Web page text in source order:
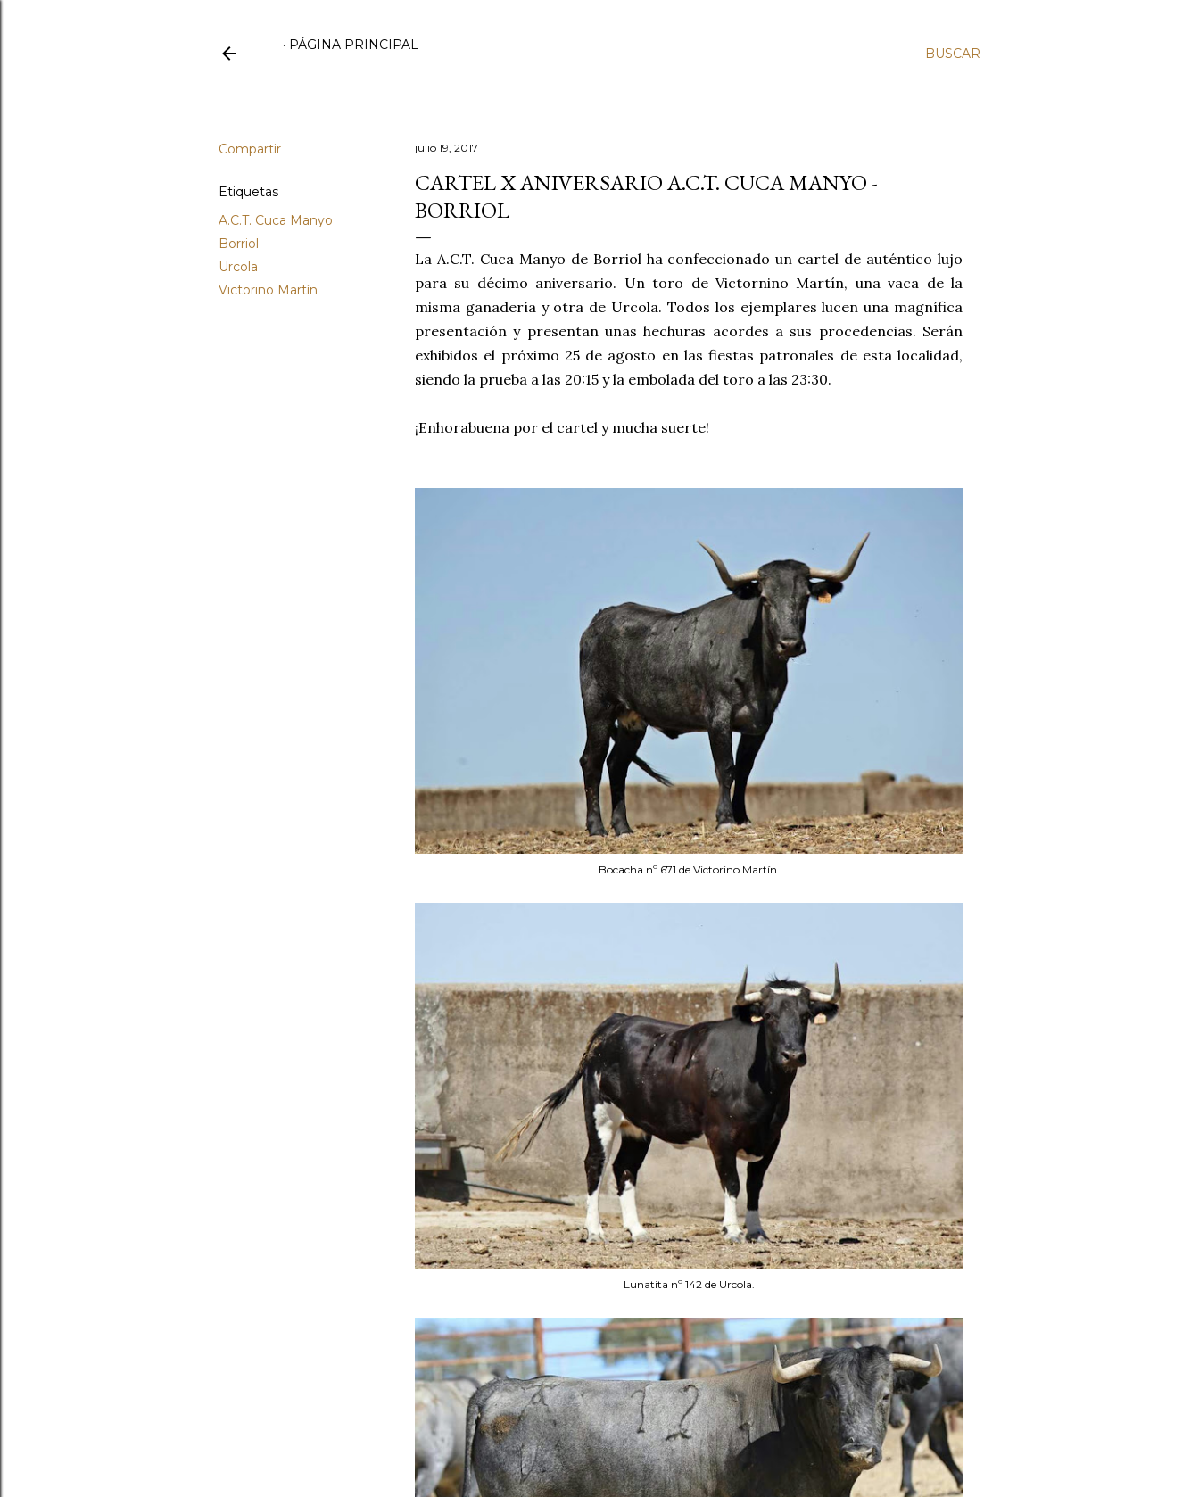
BUSCAR
PÁGINA PRINCIPAL
Compartir
Etiquetas
A.C.T. Cuca Manyo
Borriol
Urcola
Victorino Martín
julio 19, 2017
CARTEL X ANIVERSARIO A.C.T. CUCA MANYO -
BORRIOL
La A.C.T. Cuca Manyo de Borriol ha confeccionado un cartel de auténtico lujo
para su décimo aniversario. Un toro de Victornino Martín, una vaca de la
misma ganadería y otra de Urcola. Todos los ejemplares lucen una magnífica
presentación y presentan unas hechuras acordes a sus procedencias. Serán
exhibidos el próximo 25 de agosto en las fiestas patronales de esta localidad,
siendo la prueba a las 20:15 y la embolada del toro a las 23:30.
¡Enhorabuena por el cartel y mucha suerte!
Bocacha nº 671 de Victorino Martín.
Lunatita nº 142 de Urcola.